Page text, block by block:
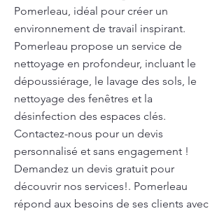
Pomerleau, idéal pour créer un
environnement de travail inspirant.
Pomerleau propose un service de
nettoyage en profondeur, incluant le
dépoussiérage, le lavage des sols, le
nettoyage des fenêtres et la
désinfection des espaces clés.
Contactez-nous pour un devis
personnalisé et sans engagement !
Demandez un devis gratuit pour
découvrir nos services!. Pomerleau
répond aux besoins de ses clients avec